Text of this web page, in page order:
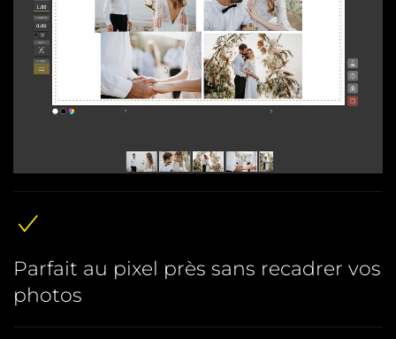
Parfait au pixel près sans recadrer vos
photos